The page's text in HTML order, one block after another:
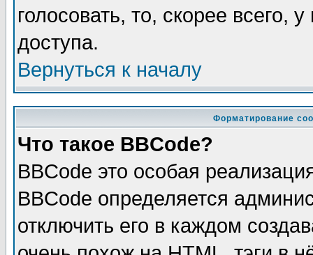
голосовать, то, скорее всего,
доступа.
Вернуться к началу
Форматирование
Что такое BBCode?
BBCode это особая
BBCode определяется
отключить его в каждом